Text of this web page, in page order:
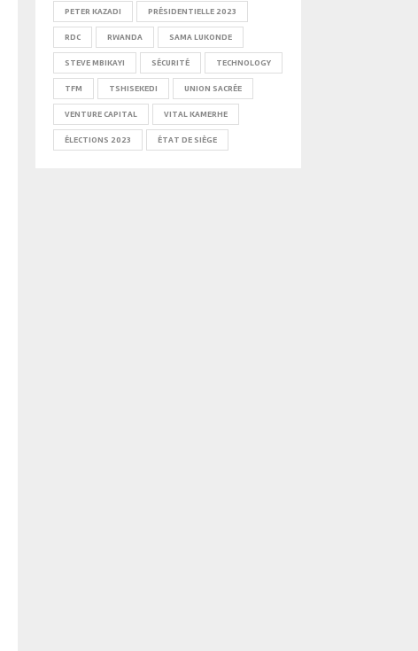
PETER KAZADI PRÉSIDENTIELLE 2023
RDC RWANDA SAMA LUKONDE
STEVE MBIKAYI SÉCURITÉ TECHNOLOGY
TFM TSHISEKEDI UNION SACRÉE
VENTURE CAPITAL VITAL KAMERHE
ÉLECTIONS 2023 ÉTAT DE SIÈGE